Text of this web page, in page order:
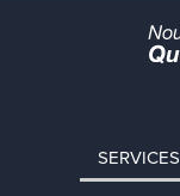
SERVICES